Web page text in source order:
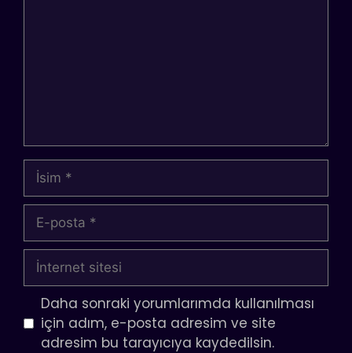
İsim
posta
İnternet
sitesi
Daha sonraki yorumlarımda kullanılması
için adım, e-posta adresim ve site
adresim bu tarayıcıya kaydedilsin.